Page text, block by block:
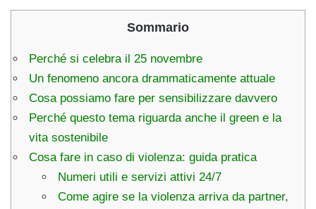
Sommario
Perché si celebra il 25 novembre
Un fenomeno ancora drammaticamente attuale
Cosa possiamo fare per sensibilizzare davvero
Perché questo tema riguarda anche il green e la
vita sostenibile
Cosa fare in caso di violenza: guida pratica
Numeri utili e servizi attivi 24/7
Come agire se la violenza arriva da partner,